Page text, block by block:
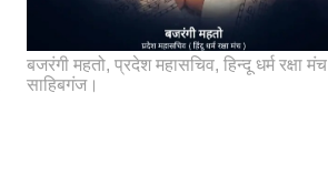
बजरंगी महतो, प्रदेश महासचिव, हिन्दू धर्म रक्षा मंच
साहिबगंज।